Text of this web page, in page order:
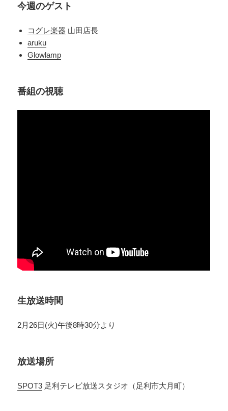
今週のゲスト
コグレ楽器 山田店長
aruku
Glowlamp
番組の視聴
生放送時間
2月26日(火)午後8時30分より
放送場所
SPOT3 足利テレビ放送スタジオ（足利市大月町）